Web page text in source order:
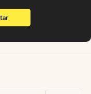
abre en nueva pestaña